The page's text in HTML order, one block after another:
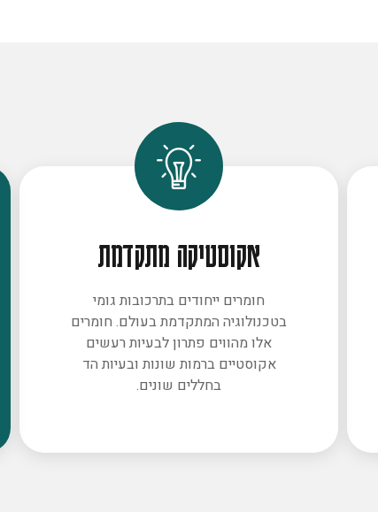
אקוסטיקה מתקדמת
חומרים ייחודים בתרכובות גומי
בטכנולוגיה המתקדמת בעולם. חומרים
אלו מהווים פתרון לבעיות רעשים
אקוסטיים ברמות שונות ובעיות הד
בחללים שונים.